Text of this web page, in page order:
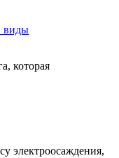
виды
которая
электроосаждения,